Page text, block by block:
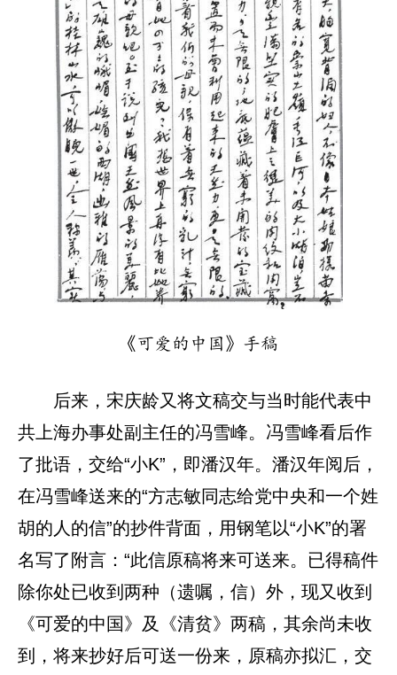
《可爱的中国》手稿
后来，宋庆龄又将文稿交与当时能代表中
共上海办事处副主任的冯雪峰。冯雪峰看后作
了批语，交给“小K”，即潘汉年。潘汉年阅后，
在冯雪峰送来的“方志敏同志给党中央和一个姓
胡的人的信”的抄件背面，用钢笔以“小K”的署
名写了附言：“此信原稿将来可送来。已得稿件
除你处已收到两种（遗嘱，信）外，现又收到
《可爱的中国》及《清贫》两稿，其余尚未收
到，将来抄好后可送一份来，原稿亦拟汇，交